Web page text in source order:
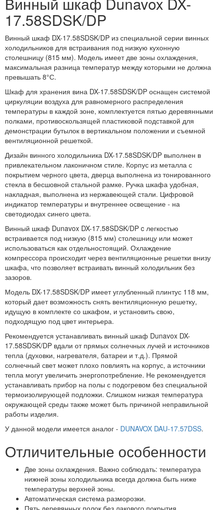
17.58SDSK/DP
Винный шкаф DX-17.58SDSK/DP из специальной серии винных
холодильников для встраивания под низкую кухонную
столешницу (815 мм). Модель имеет две зоны охлаждения,
максимальная разница температур между которыми не должна
превышать 8°С.
Шкаф для хранения вина DX-17.58SDSK/DP оснащен системой
циркуляции воздуха для равномерного распределения
температуры в каждой зоне, комплектуется пятью деревянными
полками, противоскользящей пластиковой подставкой для
демонстрации бутылок в вертикальном положении и съемной
вентиляционной решеткой.
Дизайн винного холодильника DX-17.58SDSK/DP выполнен в
привлекательном лаконичном стиле. Корпус из металла с
покрытием черного цвета, дверца выполнена из тонированного
стекла в бесшовной стальной рамке. Ручка шкафа удобная,
накладная, выполнена из нержавеющей стали. Цифровой
индикатор температуры и внутреннее освещение - на
светодиодах синего цвета.
Винный шкаф Dunavox DX-17.58SDSK/DP c легкостью
встраивается под низкую (815 мм) столешницу или может
использоваться как отдельностоящий. Охлаждение
компрессора происходит через вентиляционные решетки внизу
шкафа, что позволяет встраивать винный холодильник без
зазоров.
Модель DX-17.58SDSK/DP имеет углубленный плинтус 118 мм,
который дает возможность снять вентиляционную решетку,
идущую в комплекте со шкафом, и установить свою,
подходящую под цвет интерьера.
Рекомендуется устанавливать винный шкаф Dunavox DX-
17.58SDSK/DP вдали от прямых солнечных лучей и источников
тепла (духовки, нагревателя, батареи и т.д.). Прямой
солнечный свет может плохо повлиять на корпус, а источники
тепла могут увеличить энергопотребление. Не рекомендуется
устанавливать прибор на полы с подогревом без специальной
термоизолирующей подложки. Слишком низкая температура
окружающей среды также может быть причиной неправильной
работы изделия.
У данной модели имеется аналог - DUNAVOX DAU-17.57DSS.
Отличительные особенности
Две зоны охлаждения. Важно соблюдать: температура
нижней зоны холодильника всегда должна быть ниже
температуры верхней зоны.
Автоматическая система разморозки.
Пять деревянных полок без лакового покрытия.